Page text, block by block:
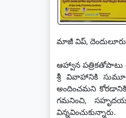
మాజీ విప్,
ఆహ్వాన పత్రికతోపాటు
శ్రీ వివాహానికి
అందించమని
గమనించి,
విన్నవించుకున్నారు.